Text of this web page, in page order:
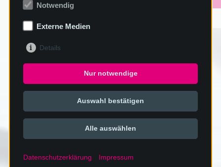
Notwendig
Externe Medien
Details
Nur notwendige
Auswahl bestätigen
Alle auswählen
Datenschutzerklärung Impressum